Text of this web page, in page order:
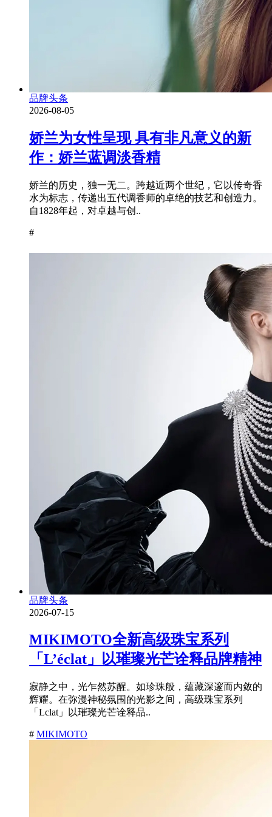
品牌头条
2026-08-05
娇兰为女性呈现 具有非凡意义的新
作：娇兰蓝调淡香精
娇兰的历史，独一无二。跨越近两个世纪，它以传奇香
水为标志，传递出五代调香师的卓绝的技艺和创造力。
自1828年起，对卓越与创..
#
品牌头条
2026-07-15
MIKIMOTO全新高级珠宝系列
「L’éclat」以璀璨光芒诠释品牌精神
寂静之中，光乍然苏醒。如珍珠般，蕴藏深邃而内敛的
辉耀。在弥漫神秘氛围的光影之间，高级珠宝系列
「Lclat」以璀璨光芒诠释品..
# MIKIMOTO